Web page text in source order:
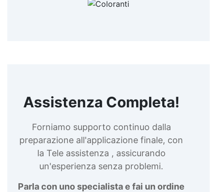
Assistenza Completa!
Forniamo supporto continuo dalla
preparazione all'applicazione finale, con
la Tele assistenza , assicurando
un'esperienza senza problemi.
Parla con uno specialista e fai un ordine